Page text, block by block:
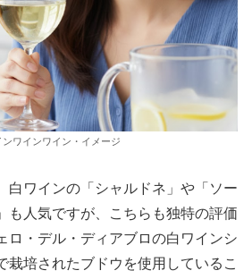
ンワインワイン・イメージ
白ワインの「シャルドネ」や「ソー
も人気ですが、こちらも独特の評価
ロ・デル・ディアブロの白ワインシ
栽培されたブドウを使用しているこ